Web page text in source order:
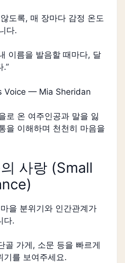
도록, 매 장마다 감정 온도
다.
이름을 발음할 때마다, 달
.”
Voice — Mia Sheridan
로 온 여주인공과 말을 잃
을 이해하며 천천히 마음을
사랑 (Small
을 분위기와 인간관계가
다.
골 가게, 소문 등을 빠르게
기를 보여주세요.